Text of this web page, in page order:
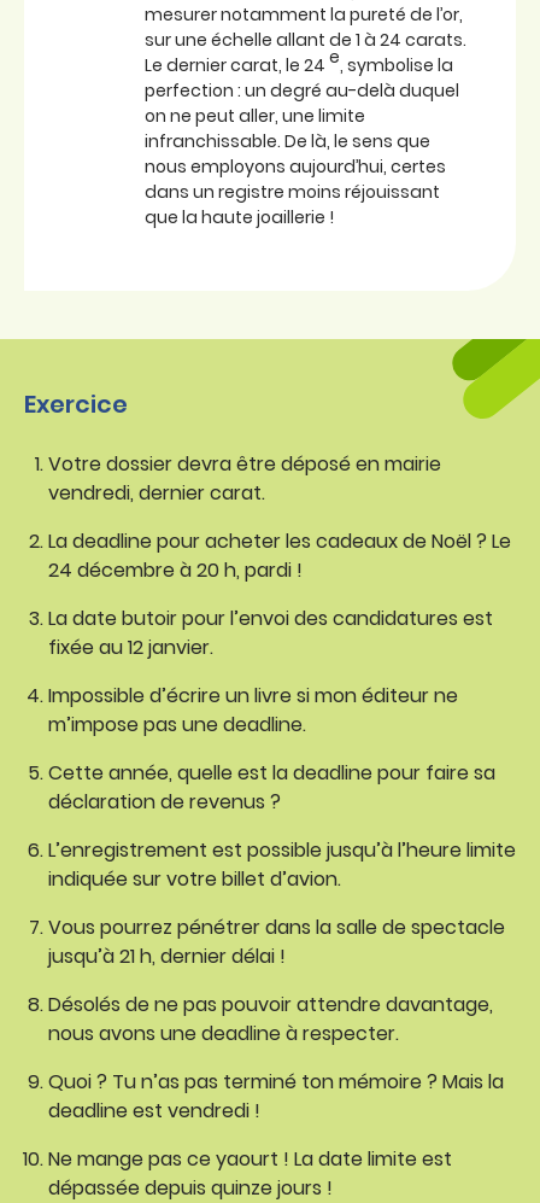
mesurer notamment la pureté de l’or,
sur une échelle allant de 1 à 24 carats.
Le dernier carat, le 24 e, symbolise la
perfection : un degré au-delà duquel
on ne peut aller, une limite
infranchissable. De là, le sens que
nous employons aujourd’hui, certes
dans un registre moins réjouissant
que la haute joaillerie !
Exercice
Votre dossier devra être déposé en mairie
vendredi, dernier carat.
La deadline pour acheter les cadeaux de Noël ? Le
24 décembre à 20 h, pardi !
La date butoir pour l’envoi des candidatures est
fixée au 12 janvier.
Impossible d’écrire un livre si mon éditeur ne
m’impose pas une deadline.
Cette année, quelle est la deadline pour faire sa
déclaration de revenus ?
L’enregistrement est possible jusqu’à l’heure limite
indiquée sur votre billet d’avion.
Vous pourrez pénétrer dans la salle de spectacle
jusqu’à 21 h, dernier délai !
Désolés de ne pas pouvoir attendre davantage,
nous avons une deadline à respecter.
Quoi ? Tu n’as pas terminé ton mémoire ? Mais la
deadline est vendredi !
Ne mange pas ce yaourt ! La date limite est
dépassée depuis quinze jours !